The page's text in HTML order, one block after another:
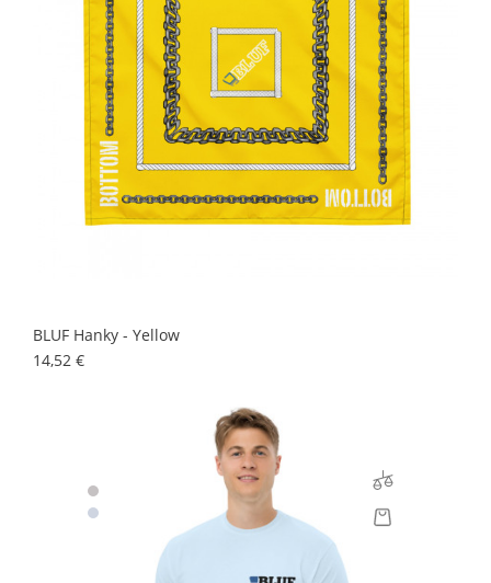
BLUF Hanky - Yellow
14,52 €Prix